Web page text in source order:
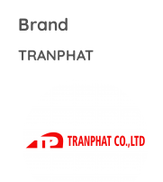
Brand
TRANPHAT